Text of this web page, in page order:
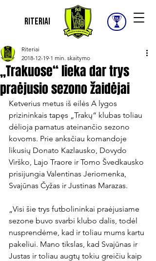
Riteriai
„Trakuose“ lieka dar trys
praėjusio sezono žaidėjai
Riteriai
2018-12-19 1 min. skaitymo
Ketverius metus iš eilės A lygos
prizininkais tapęs „Trakų“ klubas toliau
dėlioja pamatus ateinančio sezono
kovoms. Prie anksčiau komandoje
likusių Donato Kazlausko, Dovydo
Virško, Lajo Traore ir Tomo Švedkausko
prisijungia Valentinas Jeriomenka,
Svajūnas Čyžas ir Justinas Marazas.
„Visi šie trys futbolininkai praėjusiame
sezone buvo svarbi klubo dalis, todėl
nusprendėme, kad ir toliau mums kartu
pakeliui. Mano tikslas, kad Svajūnas ir
Justas ir toliau augtų tokiu greičiu kaip